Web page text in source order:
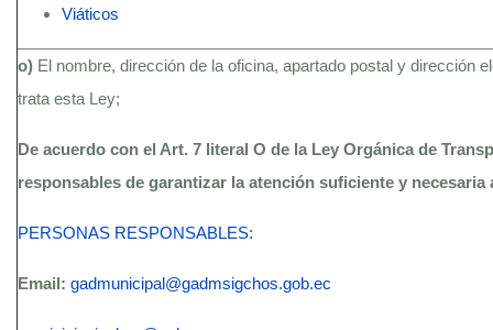
Viáticos
o) El nombre, dirección de la oficina, apartado postal y dirección
trata esta Ley;
De acuerdo con el Art. 7 literal O de la Ley Orgánica de
responsables de garantizar la atención suficiente y
PERSONAS RESPONSABLES:
Email: gadmunicipal@gadmsigchos.gob.ec